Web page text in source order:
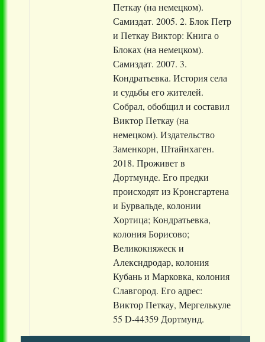
Петкау (на немецком).
Самиздат. 2005. 2. Блок Петр
и Петкау Виктор: Книга о
Блоках (на немецком).
Самиздат. 2007. 3.
Кондратьевка. История села
и судьбы его жителей.
Собрал, обобщил и составил
Виктор Петкау (на
немецком). Издательство
Заменкорн, Штайнхаген.
2018. Проживет в
Дортмунде. Его предки
происходят из Кронсгартена
и Бурвальде, колонии
Хортица; Кондратьевка,
колония Борисово;
Великокняжеск и
Алексндродар, колония
Кубань и Марковка, колония
Славгород. Его адрес:
Виктор Петкау, Мергелькуле
55 D-44359 Дортмунд.